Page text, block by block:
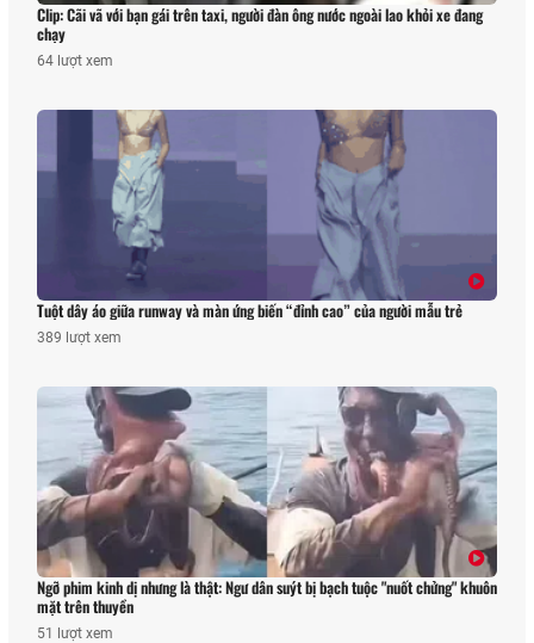
Clip: Cãi vã với bạn gái trên taxi, người đàn ông nước ngoài lao khỏi xe đang
chạy
64 lượt xem
Tuột dây áo giữa runway và màn ứng biến “đỉnh cao” của người mẫu trẻ
389 lượt xem
Ngỡ phim kinh dị nhưng là thật: Ngư dân suýt bị bạch tuộc "nuốt chửng" khuôn
mặt trên thuyền
51 lượt xem